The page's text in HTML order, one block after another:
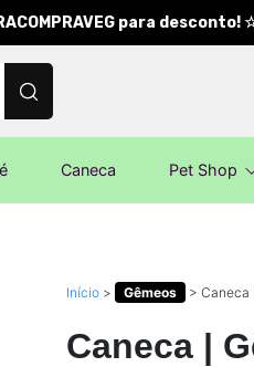
para desconto!
Caneca Pet Shop
Início > Gêmeos > Caneca
Caneca |